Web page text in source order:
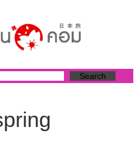
Search